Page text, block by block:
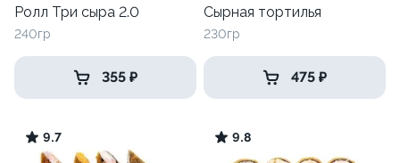
Ролл Три сыра 2.0
240гр
355 ₽
Сырная тортилья
230гр
475 ₽
9.7 9.8